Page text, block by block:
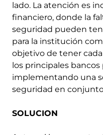
lado. La atención es
financiero, donde la
seguridad pueden
para la institución
objetivo de tener
los principales bancos
implementando una
seguridad en
SOLUCION